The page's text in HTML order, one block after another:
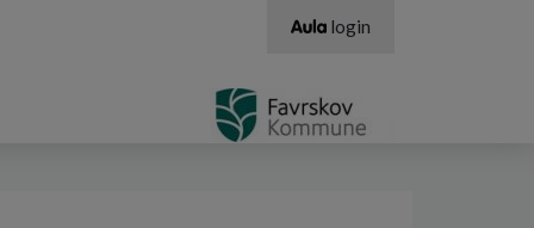
login